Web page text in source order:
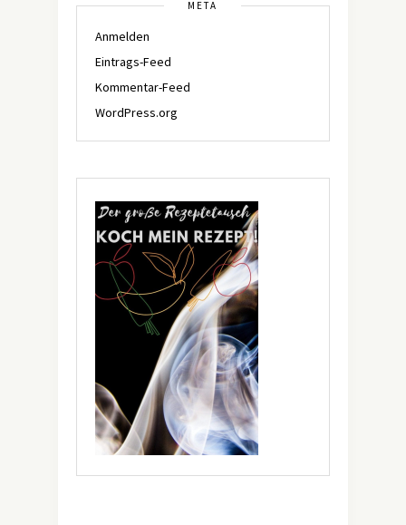
META
Anmelden
Eintrags-Feed
Kommentar-Feed
WordPress.org